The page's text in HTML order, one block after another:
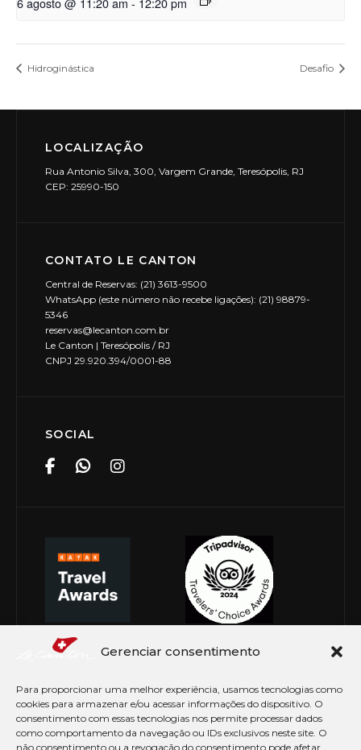
Gerenciar consentimento
Para proporcionar uma melhor experiência, usamos tecnologias como
cookies para armazenar e/ou acessar informações do dispositivo. O
consentimento com essas tecnologias nos permite processar dados
como comportamento da navegação ou IDs exclusivos neste site. O
não consentimento ou a revogação do consentimento pode afetar
Hidroginástica Desafio
LOCALIZAÇÃO
Rua Antonio Silva, 300, Vargem Grande, Teresópolis, RJ
CEP: 25990-150
CONTATO LE CANTON
Central de Reservas: (21) 3613-9500
WhatsApp (este número não recebe ligações): (21) 98879-
5346
reservas@lecanton.com.br
Le Canton | Teresópolis / RJ
CNPJ 29.920.394/0001-88
SOCIAL